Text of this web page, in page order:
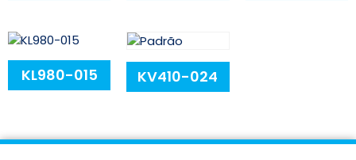
KL980-015 KV410-024